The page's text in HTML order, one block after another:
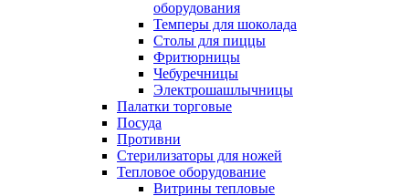
оборудования
Темперы для шоколада
Столы для пиццы
Фритюрницы
Чебуречницы
Электрошашлычницы
Палатки торговые
Посуда
Противни
Стерилизаторы для ножей
Тепловое оборудование
Витрины тепловые